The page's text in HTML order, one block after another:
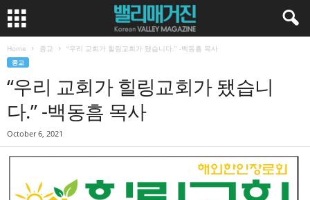
Home 종교 “우리 교회가 힐링교회가 됐습니다.” -백동흠 목사
종교
“우리 교회가 힐링교회가 됐습니
다.” -백동흠 목사
October 6, 2021